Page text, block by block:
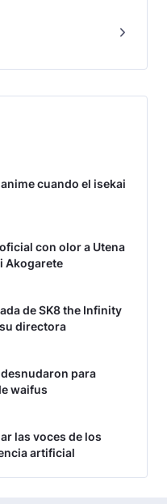
cuando el isekai
con olor a Utena
Akogarete
de SK8 the Infinity
directora
para
waifus
las voces de los
artificial